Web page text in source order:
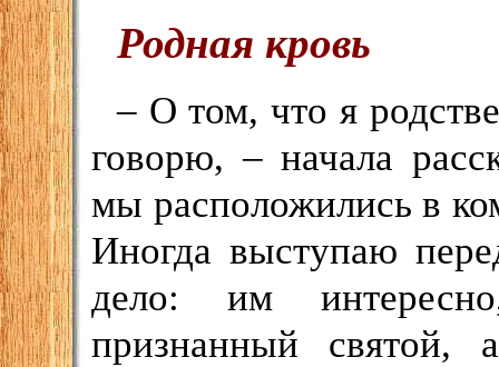
Родная кровь
– О том, что я
говорю, – начала
мы расположились в
Иногда выступаю
дело: им
признанный